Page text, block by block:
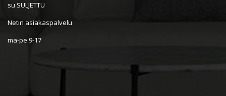
su SULJETTU
Netin asiakaspalvelu
ma-pe 9-17